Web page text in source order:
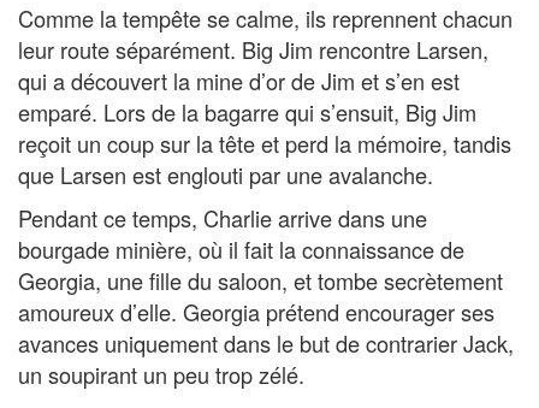
Comme la tempête se calme, ils reprennent chacun
leur route séparément. Big Jim rencontre Larsen,
qui a découvert la mine d’or de Jim et s’en est
emparé. Lors de la bagarre qui s’ensuit, Big Jim
reçoit un coup sur la tête et perd la mémoire, tandis
que Larsen est englouti par une avalanche.
Pendant ce temps, Charlie arrive dans une
bourgade minière, où il fait la connaissance de
Georgia, une fille du saloon, et tombe secrètement
amoureux d’elle. Georgia prétend encourager ses
avances uniquement dans le but de contrarier Jack,
un soupirant un peu trop zélé.